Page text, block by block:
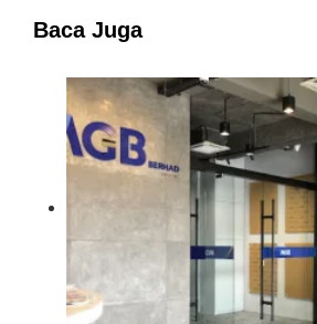
Baca Juga